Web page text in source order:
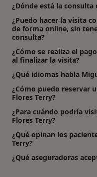
¿Dónde está la
¿Puedo hacer la visita
de forma online, sin
consulta?
¿Cómo se realiza el
al finalizar la visita?
¿Qué idiomas habla
¿Cómo puedo reservar
Flores Terry?
¿Para cuándo podría
Flores Terry?
¿Qué opinan los
Terry?
¿Qué aseguradoras